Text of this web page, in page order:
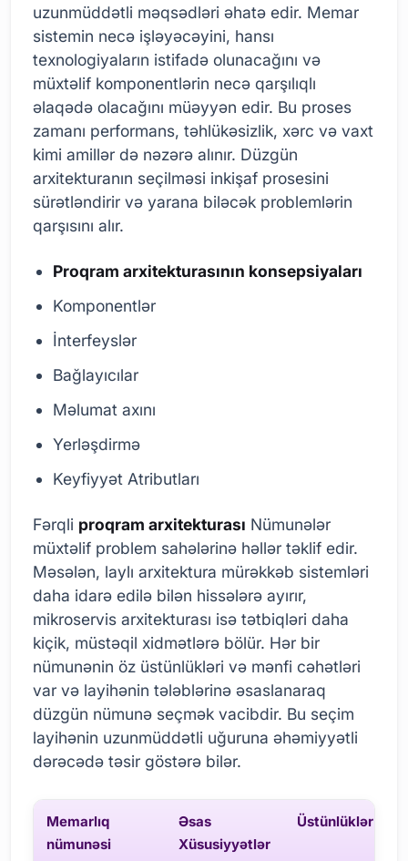
uzunmüddətli məqsədləri əhatə edir. Memar
sistemin necə işləyəcəyini, hansı
texnologiyaların istifadə olunacağını və
müxtəlif komponentlərin necə qarşılıqlı
əlaqədə olacağını müəyyən edir. Bu proses
zamanı performans, təhlükəsizlik, xərc və vaxt
kimi amillər də nəzərə alınır. Düzgün
arxitekturanın seçilməsi inkişaf prosesini
sürətləndirir və yarana biləcək problemlərin
qarşısını alır.
Proqram arxitekturasının konsepsiyaları
Komponentlər
İnterfeyslər
Bağlayıcılar
Məlumat axını
Yerləşdirmə
Keyfiyyət Atributları
Fərqli proqram arxitekturası Nümunələr
müxtəlif problem sahələrinə həllər təklif edir.
Məsələn, laylı arxitektura mürəkkəb sistemləri
daha idarə edilə bilən hissələrə ayırır,
mikroservis arxitekturası isə tətbiqləri daha
kiçik, müstəqil xidmətlərə bölür. Hər bir
nümunənin öz üstünlükləri və mənfi cəhətləri
var və layihənin tələblərinə əsaslanaraq
düzgün nümunə seçmək vacibdir. Bu seçim
layihənin uzunmüddətli uğuruna əhəmiyyətli
dərəcədə təsir göstərə bilər.
Memarlıq
nümunəsi
Əsas
Xüsusiyyətlər
Üstünlüklər